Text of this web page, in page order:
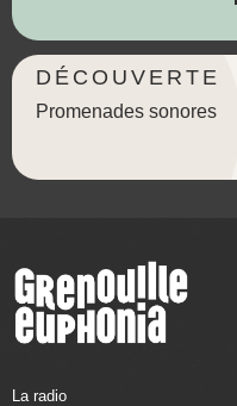
DÉCOUVERTE
Promenades sonores
La radio